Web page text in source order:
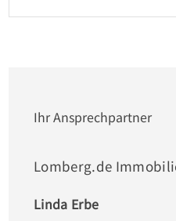
Garagen.
Nutzfläche von etwa 135
Im ersten Obergeschoss
(Hausmeisterwohnung)
Ihr Ansprechpartner
Lomberg.de
Linda Erbe